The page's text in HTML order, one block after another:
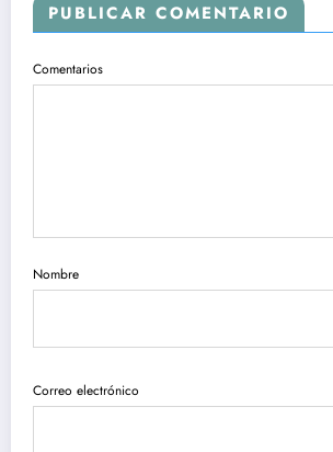
PUBLICAR COMENTARIO
Comentarios
Nombre
Correo electrónico